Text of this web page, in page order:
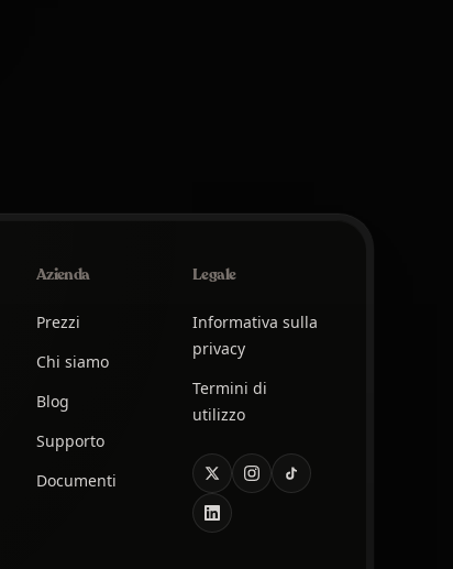
Azienda
Prezzi
Chi siamo
Blog
Supporto
Documenti
Legale
Informativa sulla
privacy
Termini di
utilizzo